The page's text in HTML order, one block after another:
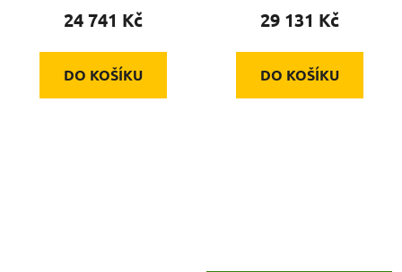
24 741 Kč
DO KOŠÍKU
29 131 Kč
DO KOŠÍKU